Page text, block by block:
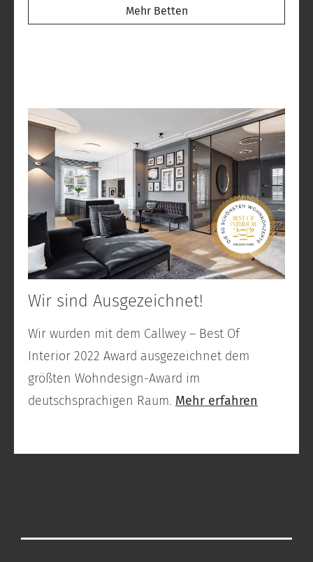
Mehr Betten
Wir sind Ausgezeichnet!
Wir wurden mit dem Callwey – Best Of
Interior 2022 Award ausgezeichnet dem
größten Wohndesign-Award im
deutschsprachigen Raum. Mehr erfahren